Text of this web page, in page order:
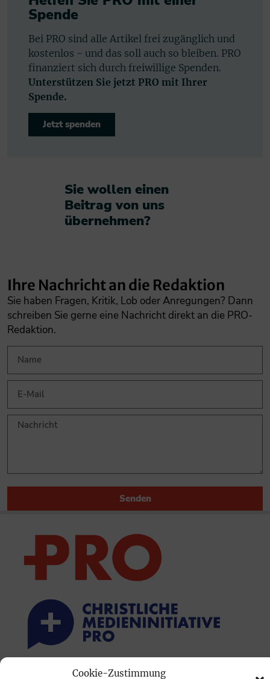
Cookie-Zustimmung
Spende
Bei PRO sind alle Artikel frei zugänglich und
kostenlos - und das soll auch so bleiben. PRO
finanziert sich durch freiwillige Spenden.
Unterstützen Sie jetzt PRO mit Ihrer
Spende.
Jetzt spenden
Sie wollen einen
Beitrag von uns
übernehmen?​
Ihre Nachricht an die Redaktion
Sie haben Fragen, Kritik, Lob oder Anregungen? Dann
schreiben Sie gerne eine Nachricht direkt an die PRO-
Redaktion.
Senden